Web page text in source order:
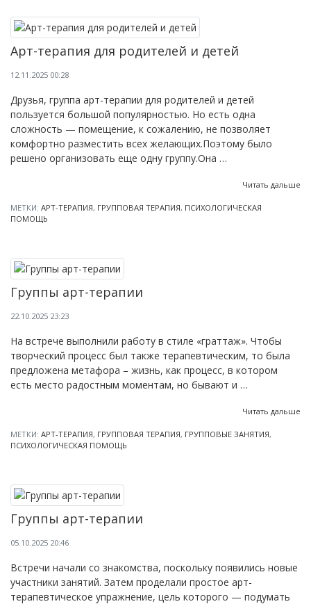
Арт-терапия для родителей и детей
12.11.2025 00:28
Друзья, группа арт-терапии для родителей и детей
пользуется большой популярностью. Но есть одна
сложность — помещение, к сожалению, не позволяет
комфортно разместить всех желающих.Поэтому было
решено организовать еще одну группу.Она …
Читать дальше
МЕТКИ: АРТ-ТЕРАПИЯ, ГРУППОВАЯ ТЕРАПИЯ, ПСИХОЛОГИЧЕСКАЯ
ПОМОЩЬ
Группы арт-терапии
22.10.2025 23:23
На встрече выполнили работу в стиле «граттаж». Чтобы
творческий процесс был также терапевтическим, то была
предложена метафора – жизнь, как процесс, в котором
есть место радостным моментам, но бывают и …
Читать дальше
МЕТКИ: АРТ-ТЕРАПИЯ, ГРУППОВАЯ ТЕРАПИЯ, ГРУППОВЫЕ ЗАНЯТИЯ,
ПСИХОЛОГИЧЕСКАЯ ПОМОЩЬ
Группы арт-терапии
05.10.2025 20:46
Встречи начали со знакомства, поскольку появились новые
участники занятий. Затем проделали простое арт-
терапевтическое упражнение, цель которого — подумать